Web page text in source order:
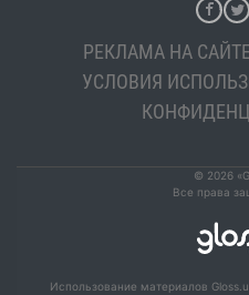
РЕКЛАМА НА САЙТЕ
УСЛОВИЯ
© 2026
Все права
Использование материалов